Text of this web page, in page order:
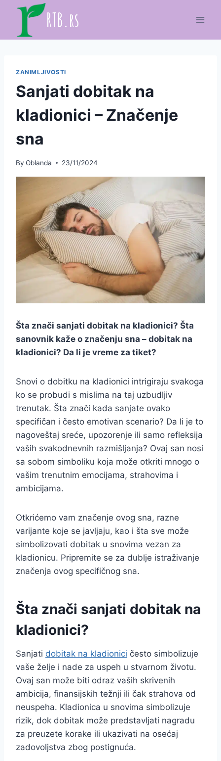
content
RTB.rs
ZANIMLJIVOSTI
Sanjati dobitak na
kladionici – Značenje
sna
By Oblanda 23/11/2024
Šta znači sanjati dobitak na kladionici? Šta
sanovnik kaže o značenju sna – dobitak na
kladionici? Da li je vreme za tiket?
Snovi o dobitku na kladionici intrigiraju svakoga
ko se probudi s mislima na taj uzbudljiv
trenutak. Šta znači kada sanjate ovako
specifičan i često emotivan scenario? Da li je to
nagoveštaj sreće, upozorenje ili samo refleksija
vaših svakodnevnih razmišljanja? Ovaj san nosi
sa sobom simboliku koja može otkriti mnogo o
vašim trenutnim emocijama, strahovima i
ambicijama.
Otkrićemo vam značenje ovog sna, razne
varijante koje se javljaju, kao i šta sve može
simbolizovati dobitak u snovima vezan za
kladionicu. Pripremite se za dublje istraživanje
značenja ovog specifičnog sna.
Šta znači sanjati dobitak na
kladionici?
Sanjati dobitak na kladionici često simbolizuje
vaše želje i nade za uspeh u stvarnom životu.
Ovaj san može biti odraz vaših skrivenih
ambicija, finansijskih težnji ili čak strahova od
neuspeha. Kladionica u snovima simbolizuje
rizik, dok dobitak može predstavljati nagradu
za preuzete korake ili ukazivati na osećaj
zadovoljstva zbog postignuća.